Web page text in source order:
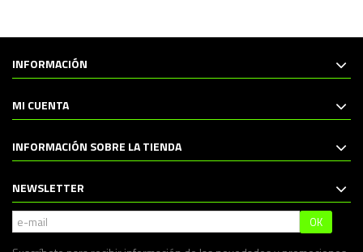
INFORMACIÓN
MI CUENTA
INFORMACIÓN SOBRE LA TIENDA
NEWSLETTER
OK